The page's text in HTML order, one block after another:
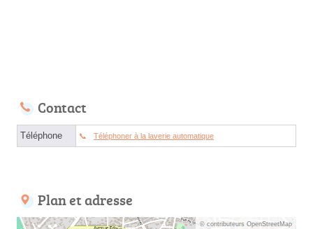
Contact
Téléphone Téléphoner à la laverie automatique
Plan et adresse
© contributeurs OpenStreetMap